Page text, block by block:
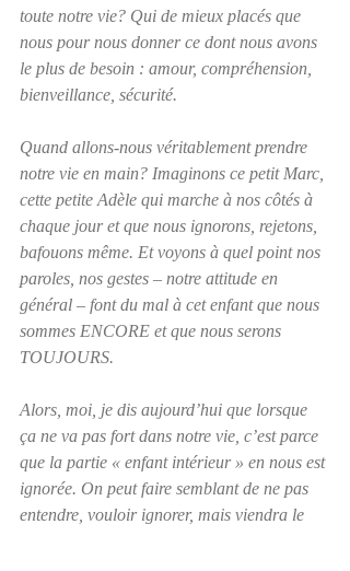
toute notre vie? Qui de mieux placés que
nous pour nous donner ce dont nous avons
le plus de besoin : amour, compréhension,
bienveillance, sécurité.
Quand allons-nous véritablement prendre
notre vie en main? Imaginons ce petit Marc,
cette petite Adèle qui marche à nos côtés à
chaque jour et que nous ignorons, rejetons,
bafouons même. Et voyons à quel point nos
paroles, nos gestes – notre attitude en
général – font du mal à cet enfant que nous
sommes ENCORE et que nous serons
TOUJOURS.
Alors, moi, je dis aujourd’hui que lorsque
ça ne va pas fort dans notre vie, c’est parce
que la partie « enfant intérieur » en nous est
ignorée. On peut faire semblant de ne pas
entendre, vouloir ignorer, mais viendra le